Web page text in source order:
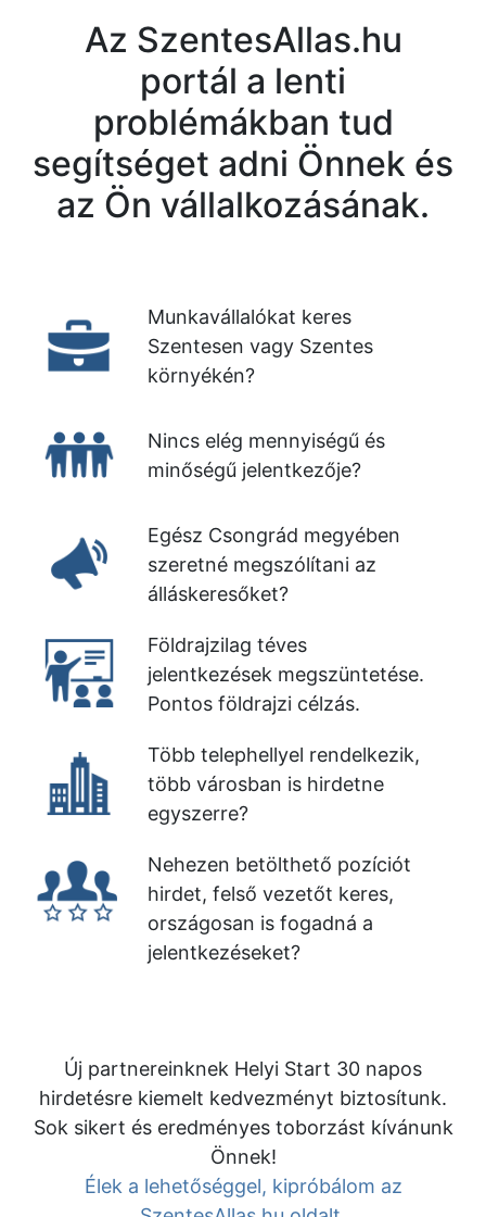
Az SzentesAllas.hu
portál a lenti
problémákban tud
segítséget adni Önnek és
az Ön vállalkozásának.
Munkavállalókat keres
Szentesen vagy Szentes
környékén?
Nincs elég mennyiségű és
minőségű jelentkezője?
Egész Csongrád megyében
szeretné megszólítani az
álláskeresőket?
Földrajzilag téves
jelentkezések megszüntetése.
Pontos földrajzi célzás.
Több telephellyel rendelkezik,
több városban is hirdetne
egyszerre?
Nehezen betölthető pozíciót
hirdet, felső vezetőt keres,
országosan is fogadná a
jelentkezéseket?
Új partnereinknek Helyi Start 30 napos
hirdetésre kiemelt kedvezményt biztosítunk.
Sok sikert és eredményes toborzást kívánunk
Önnek!
Élek a lehetőséggel, kipróbálom az